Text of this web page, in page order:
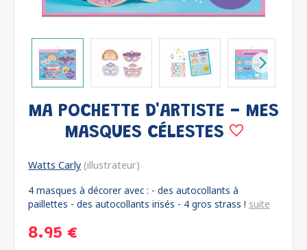
MA POCHETTE D'ARTISTE - MES
MASQUES CÉLESTES
Watts Carly (illustrateur)
4 masques à décorer avec : - des autocollants à
paillettes - des autocollants irisés - 4 gros strass ! suite
8.95 €